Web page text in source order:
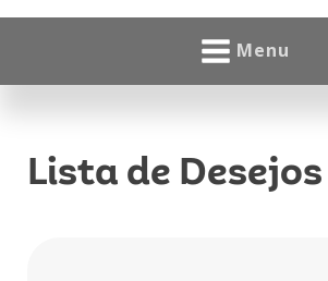
Menu
Lista de Desejos